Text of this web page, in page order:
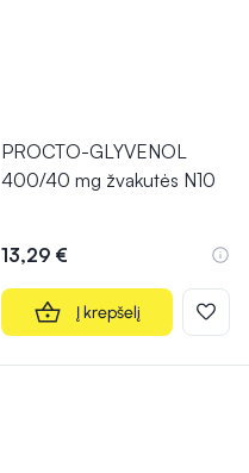
PROCTO-GLYVENOL
400/40 mg žvakutės N10
13,29 €
Į krepšelį